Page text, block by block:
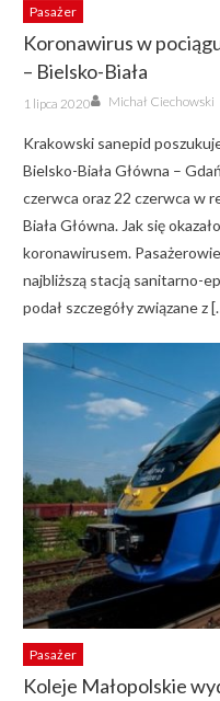
Pasażer
Koronawirus w
– Bielsko-Biała
Posted
on
1 lipca 2020 Author
Michał Ciechowski
Krakowski sanepid
Bielsko-Biała Główna –
czerwca oraz 22 czerwca w
Biała Główna. Jak się
koronawirusem.
najbliższą stacją sanitarno-
podał szczegóły związane z
Pasażer
Koleje Małopolskie